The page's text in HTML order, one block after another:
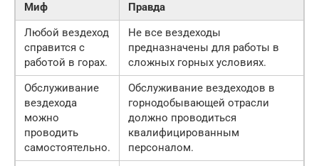
Миф
Правда
Любой вездеход
справится с
работой в горах.
Не все вездеходы
предназначены для работы в
сложных горных условиях.
Обслуживание
вездехода
можно
проводить
самостоятельно.
Обслуживание вездеходов в
горнодобывающей отрасли
должно проводиться
квалифицированным
персоналом.